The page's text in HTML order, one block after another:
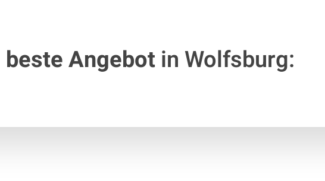
beste Angebotin Wolfsburg: